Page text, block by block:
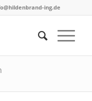
ing.de